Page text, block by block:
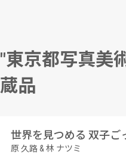
"東京都写真美
蔵品
原 久路 & 林 ナツミ